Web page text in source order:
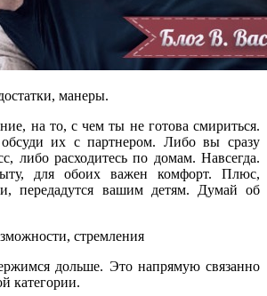
манеры.
на то, с чем ты не готова смириться.
их с партнером. Либо вы сразу
либо расходитесь по домам. Навсегда.
для обоих важен комфорт. Плюс,
передадутся вашим детям. Думай об
стремления
дольше. Это напрямую связанно
категории.